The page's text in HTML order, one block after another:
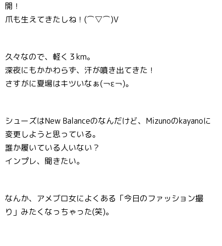
開！
爪も生えてきたしね！(⌒▽⌒)V
久々なので、軽く３km。
深夜にもかかわらず、汗が噴き出てきた！
さすがに夏場はキツいなぁ(￢ε￢)。
シューズはNew Balanceのなんだけど、Mizunoのkayanoに
変更しようと思っている。
誰か履いている人いない？
インプレ、聞きたい。
なんか、アメブロ女によくある「今日のファッション撮
り」みたくなっちゃった(笑)。